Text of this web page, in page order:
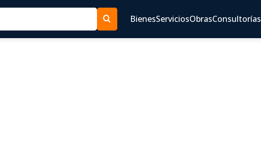
BienesServiciosObrasConsultorías